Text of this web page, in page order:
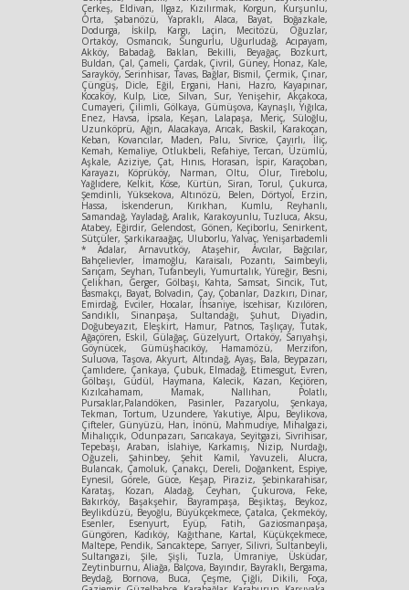
Çerkeş, Eldivan, Ilgaz, Kızılırmak, Korgun, Kurşunlu,
Orta, Şabanözü, Yapraklı, Alaca, Bayat, Boğazkale,
Dodurga, İskilp, Kargı, Laçin, Mecitözü, Oğuzlar,
Ortaköy, Osmancık, Sungurlu, Uğurludağ, Acıpayam,
Akköy, Babadağ, Baklan, Bekilli, Beyağaç, Bozkurt,
Buldan, Çal, Çameli, Çardak, Çivril, Güney, Honaz, Kale,
Sarayköy, Serinhisar, Tavas, Bağlar, Bismil, Çermik, Çınar,
Çüngüş, Dicle, Eğil, Ergani, Hani, Hazro, Kayapınar,
Kocaköy, Kulp, Lice, Silvan, Sur, Yenişehir, Akçakoca,
Cumayeri, Çilimli, Gölkaya, Gümüşova, Kaynaşlı, Yığılca,
Enez, Havsa, İpsala, Keşan, Lalapaşa, Meriç, Süloğlu,
Uzunköprü, Ağın, Alacakaya, Arıcak, Baskil, Karakoçan,
Keban, Kovancılar, Maden, Palu, Sivrice, Çayırlı, İliç,
Kemah, Kemaliye, Otlukbeli, Refahiye, Tercan, Üzümlü,
Aşkale, Aziziye, Çat, Hınıs, Horasan, İspir, Karaçoban,
Karayazı, Köprüköy, Narman, Oltu, Olur, Tirebolu,
Yağlıdere, Kelkit, Köse, Kürtün, Siran, Torul, Çukurca,
Şemdinli, Yüksekova, Altınözü, Belen, Dörtyol, Erzin,
Hassa, İskenderun, Kırıkhan, Kumlu, Reyhanlı,
Samandağ, Yayladağ, Aralık, Karakoyunlu, Tuzluca, Aksu,
Atabey, Eğirdir, Gelendost, Gönen, Keçiborlu, Senirkent,
Sütçüler, Şarkikaraağaç, Uluborlu, Yalvaç, Yenişarbademli
* Adalar, Arnavutköy, Ataşehir, Avcılar, Bağcılar,
Bahçelievler, İmamoğlu, Karaisalı, Pozantı, Saimbeyli,
Sarıçam, Seyhan, Tufanbeyli, Yumurtalık, Yüreğir, Besni,
Çelikhan, Gerger, Gölbaşı, Kahta, Samsat, Sincik, Tut,
Basmakçı, Bayat, Bolvadin, Çay, Çobanlar, Dazkırı, Dinar,
Emirdağ, Evciler, Hocalar, İhsaniye, İscehisar, Kızılören,
Sandıklı, Sinanpaşa, Sultandağı, Şuhut, Diyadin,
Doğubeyazıt, Eleşkirt, Hamur, Patnos, Taşlıçay, Tutak,
Ağaçören, Eskil, Gülağaç, Güzelyurt, Ortaköy, Sarıyahşi,
Göynücek, Gümüşhacıköy, Hamamözü, Merzifon,
Suluova, Taşova, Akyurt, Altındağ, Ayaş, Bala, Beypazarı,
Çamlıdere, Çankaya, Çubuk, Elmadağ, Etimesgut, Evren,
Gölbaşı, Güdül, Haymana, Kalecik, Kazan, Keçiören,
Kızılcahamam, Mamak, Nallıhan, Polatlı,
Pursaklar,Palandöken, Pasinler, Pazaryolu, Şenkaya,
Tekman, Tortum, Uzundere, Yakutiye, Alpu, Beylikova,
Çifteler, Günyüzü, Han, İnönü, Mahmudiye, Mihalgazi,
Mihalıççık, Odunpazarı, Sarıcakaya, Seyitgazi, Sivrihisar,
Tepebaşı, Araban, İslahiye, Karkamış, Nizip, Nurdağı,
Oğuzeli, Şahinbey, Şehit Kamil, Yavuzeli, Alucra,
Bulancak, Çamoluk, Çanakçı, Dereli, Doğankent, Espiye,
Eynesil, Görele, Güce, Keşap, Piraziz, Şebinkarahisar,
Karataş, Kozan, Aladağ, Ceyhan, Çukurova, Feke,
Bakırköy, Başakşehir, Bayrampaşa, Beşiktaş, Beykoz,
Beylikdüzü, Beyoğlu, Büyükçekmece, Çatalca, Çekmeköy,
Esenler, Esenyurt, Eyüp, Fatih, Gaziosmanpaşa,
Güngören, Kadıköy, Kağıthane, Kartal, Küçükçekmece,
Maltepe, Pendik, Sancaktepe, Sarıyer, Silivri, Sultanbeyli,
Sultangazi, Şile, Şişli, Tuzla, Ümraniye, Üsküdar,
Zeytinburnu, Aliağa, Balçova, Bayındır, Bayraklı, Bergama,
Beydağ, Bornova, Buca, Çeşme, Çiğli, Dikili, Foça,